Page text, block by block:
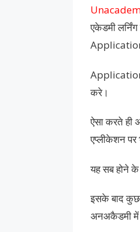
एकेडमी
Application
करे।
ऐसा करते
एप्लीकेशन
यह सब होने
इसके बाद कुछ
अनअकैडमी में